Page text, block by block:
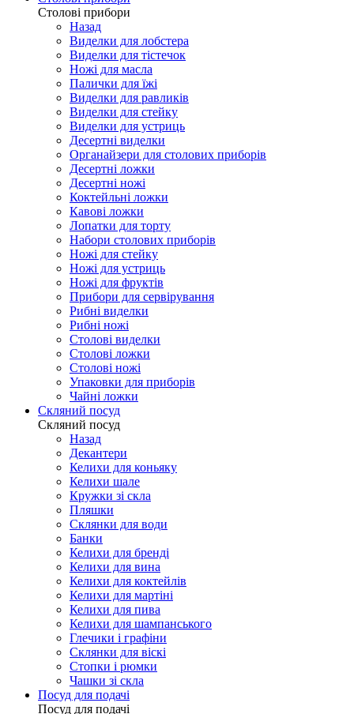
Столові прибори
Назад
Виделки для лобстера
Виделки для тістечок
Ножі для масла
Палички для їжі
Виделки для равликів
Виделки для стейку
Виделки для устриць
Десертні виделки
Органайзери для столових приборів
Десертні ложки
Десертні ножі
Коктейльні ложки
Кавові ложки
Лопатки для торту
Набори столових приборів
Ножі для стейку
Ножі для устриць
Ножі для фруктів
Прибори для сервірування
Рибні виделки
Рибні ножі
Столові виделки
Столові ложки
Столові ножі
Упаковки для приборів
Чайні ложки
Скляний посуд
Скляний посуд
Назад
Декантери
Келихи для коньяку
Келихи шале
Кружки зі скла
Пляшки
Склянки для води
Банки
Келихи для бренді
Келихи для вина
Келихи для коктейлів
Келихи для мартіні
Келихи для пива
Келихи для шампанського
Глечики і графіни
Склянки для віскі
Стопки і рюмки
Чашки зі скла
Посуд для подачі
Посуд для подачі